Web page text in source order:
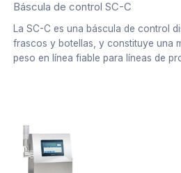
Báscula de control SC-C
La SC-C es una báscula de control
frascos y botellas, y constituye una
peso en línea fiable para líneas de